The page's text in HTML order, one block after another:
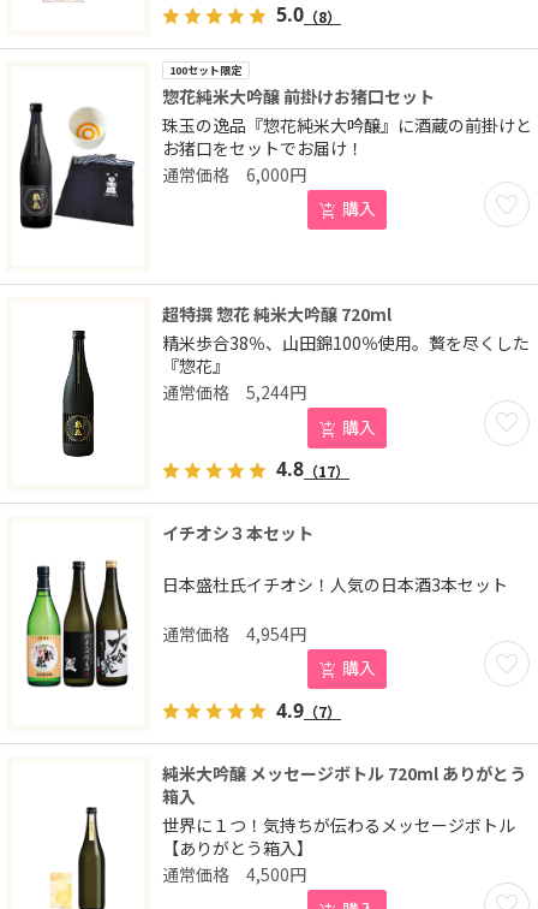
5.0 （8）
100セット限定
惣花純米大吟醸 前掛けお猪口セット
珠玉の逸品『惣花純米大吟醸』に酒蔵の前掛けと
お猪口をセットでお届け！
お気
6,000円
購入
超特撰 惣花 純米大吟醸 720ml
精米歩合38％、山田錦100％使用。贅を尽くした
『惣花』
お気
5,244円
購入
4.8 （17）
イチオシ３本セット
日本盛杜氏イチオシ！人気の日本酒3本セット
お気
4,954円
購入
4.9 （7）
純米大吟醸 メッセージボトル 720ml ありがとう
箱入
世界に１つ！気持ちが伝わるメッセージボトル
【ありがとう箱入】
お気
4,500円